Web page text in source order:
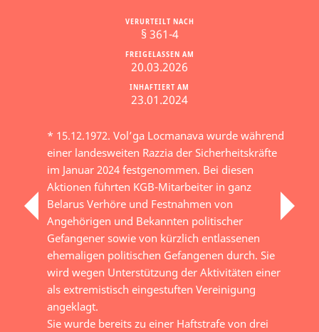
INHAFTIERT AM
23.01.2024
FREIGELASSEN AM
20.03.2026
VERURTEILT NACH
§ 361-4
* 15.12.1972. Vol’ga Locmanava wurde während
einer landesweiten Razzia der Sicherheitskräfte
im Januar 2024 festgenommen. Bei diesen
Aktionen führten KGB-Mitarbeiter in ganz
Belarus Verhöre und Festnahmen von
Angehörigen und Bekannten politischer
Gefangener sowie von kürzlich entlassenen
ehemaligen politischen Gefangenen durch. Sie
wird wegen Unterstützung der Aktivitäten einer
als extremistisch eingestuften Vereinigung
angeklagt.
Sie wurde bereits zu einer Haftstrafe von drei